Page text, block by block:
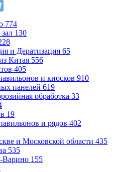
774
130
и Дератизация 65
Китая 556
405
и киосков 910
панелей 619
обработка 33
19
и рядов 402
и Московской области 435
535
Варино 155